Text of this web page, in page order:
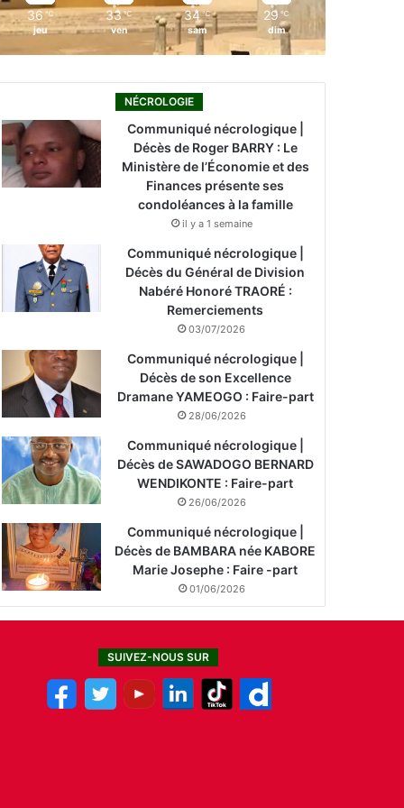
36 ℃
jeu
33 ℃
ven
34 ℃
sam
29 ℃
dim
NÉCROLOGIE
Communiqué nécrologique |
Décès de Roger BARRY : Le
Ministère de l’Économie et des
Finances présente ses
condoléances à la famille
il y a 1 semaine
Communiqué nécrologique |
Décès du Général de Division
Nabéré Honoré TRAORÉ :
Remerciements
03/07/2026
Communiqué nécrologique |
Décès de son Excellence
Dramane YAMEOGO : Faire-part
28/06/2026
Communiqué nécrologique |
Décès de SAWADOGO BERNARD
WENDIKONTE : Faire-part
26/06/2026
Communiqué nécrologique |
Décès de BAMBARA née KABORE
Marie Josephe : Faire -part
01/06/2026
SUIVEZ-NOUS SUR